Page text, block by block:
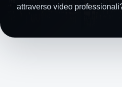
attraverso video